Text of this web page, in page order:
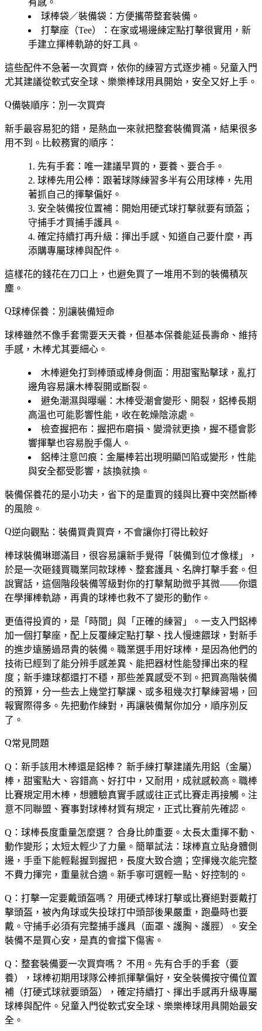
球棒袋／裝備袋 ：方便攜帶整套裝備。
打擊座（Tee）
：在家或場邊練定點打擊很實用，新
手建立揮棒軌跡的好工具。
這些配件不急著一次買齊，依你的練習方式逐步補。兒童入門
尤其建議從軟式安全球、樂樂棒球用具開始，安全又好上手。
備裝順序：別一次買齊
新手最容易犯的錯，是熱血一來就把整套裝備買滿，結果很多
用不到。比較務實的順序：
先有手套 ：唯一建議早買的，要養、要合手。
球棒先用公棒 ：跟著球隊練習多半有公用球棒，先用
著抓自己的揮擊偏好。
安全裝備按位置補 ：開始用硬式球打擊就要有頭盔；
守捕手才買捕手護具。
確定持續打再升級 ：揮出手感、知道自己要什麼，再
添購專屬球棒與配件。
這樣花的錢花在刀口上，也避免買了一堆用不到的裝備積灰
塵。
球棒保養：別讓裝備短命
球棒雖然不像手套需要天天養，但基本保養能延長壽命、維持
手感，木棒尤其要細心。
木棒避免打到棒頭或棒身側面 ：用甜蜜點擊球，亂打
邊角容易讓木棒裂開或斷裂。
避免潮濕與曝曬 ：木棒受潮會變形、開裂，鋁棒長期
高溫也可能影響性能，收在乾燥陰涼處。
檢查握把布 ：握把布磨損、變滑就更換，握不穩會影
響揮擊也容易脫手傷人。
鋁棒注意凹痕 ：金屬棒若出現明顯凹陷或變形，性能
與安全都受影響，該換就換。
裝備保養花的是小功夫，省下的是重買的錢與比賽中突然斷棒
的風險。
逆向觀點：裝備買貴買齊，不會讓你打得比較好
棒球裝備琳瑯滿目，很容易讓新手覺得「裝備到位才像樣」，
於是一次砸錢買職業同款球棒、整套護具、名牌打擊手套。但
說實話，這個階段裝備等級對你的打擊幫助微乎其微——你還
在學揮棒軌跡，再貴的球棒也救不了變形的動作。
更值得投資的，是「時間」與「正確的練習」。一支入門鋁棒
加一個打擊座，配上反覆練定點打擊、找人慢速餵球，對新手
的進步遠勝過昂貴的裝備。職業選手用好球棒，是因為他們的
技術已經到了能分辨手感差異、能把器材性能發揮出來的程
度；新手連球都還打不穩，那些差異感受不到。把買高階裝備
的預算，分一些去上幾堂打擊課、或多租幾次打擊練習場，回
報實際得多。先把動作練對，再讓裝備幫你加分，順序別反
了。
常見問題
Q：新手該用木棒還是鋁棒？ 新手練打擊建議先用鋁（金屬）
棒，甜蜜點大、容錯高、好打中，又耐用，成就感較高。職棒
比賽規定用木棒，想體驗真實手感或往正式比賽走再接觸。注
意不同聯盟、賽事對球棒材質有規定，正式比賽前先確認。
Q：球棒長度重量怎麼選？ 合身比帥重要。太長太重揮不動、
動作變形；太短太輕少了力量。簡單試法：球棒直立貼身體側
邊，手垂下能輕鬆握到握把，長度大致合適；空揮幾次能完整
不費力揮完，重量就合適。新手寧可選輕一點、好控制的。
Q：打擊一定要戴頭盔嗎？ 用硬式棒球打擊或比賽絕對要戴打
擊頭盔，被內角球或失投球打中頭部後果嚴重，跑壘時也要
戴。守捕手必須有完整捕手護具（面罩、護胸、護脛）。安全
裝備不是買心安，是真的會擋下傷害。
Q：整套裝備要一次買齊嗎？ 不用。先有合手的手套（要
養），球棒初期用球隊公棒抓揮擊偏好，安全裝備按守備位置
補（打硬式球就要頭盔），確定持續打、揮出手感再升級專屬
球棒與配件。兒童入門從軟式安全球、樂樂棒球用具開始最安
全。